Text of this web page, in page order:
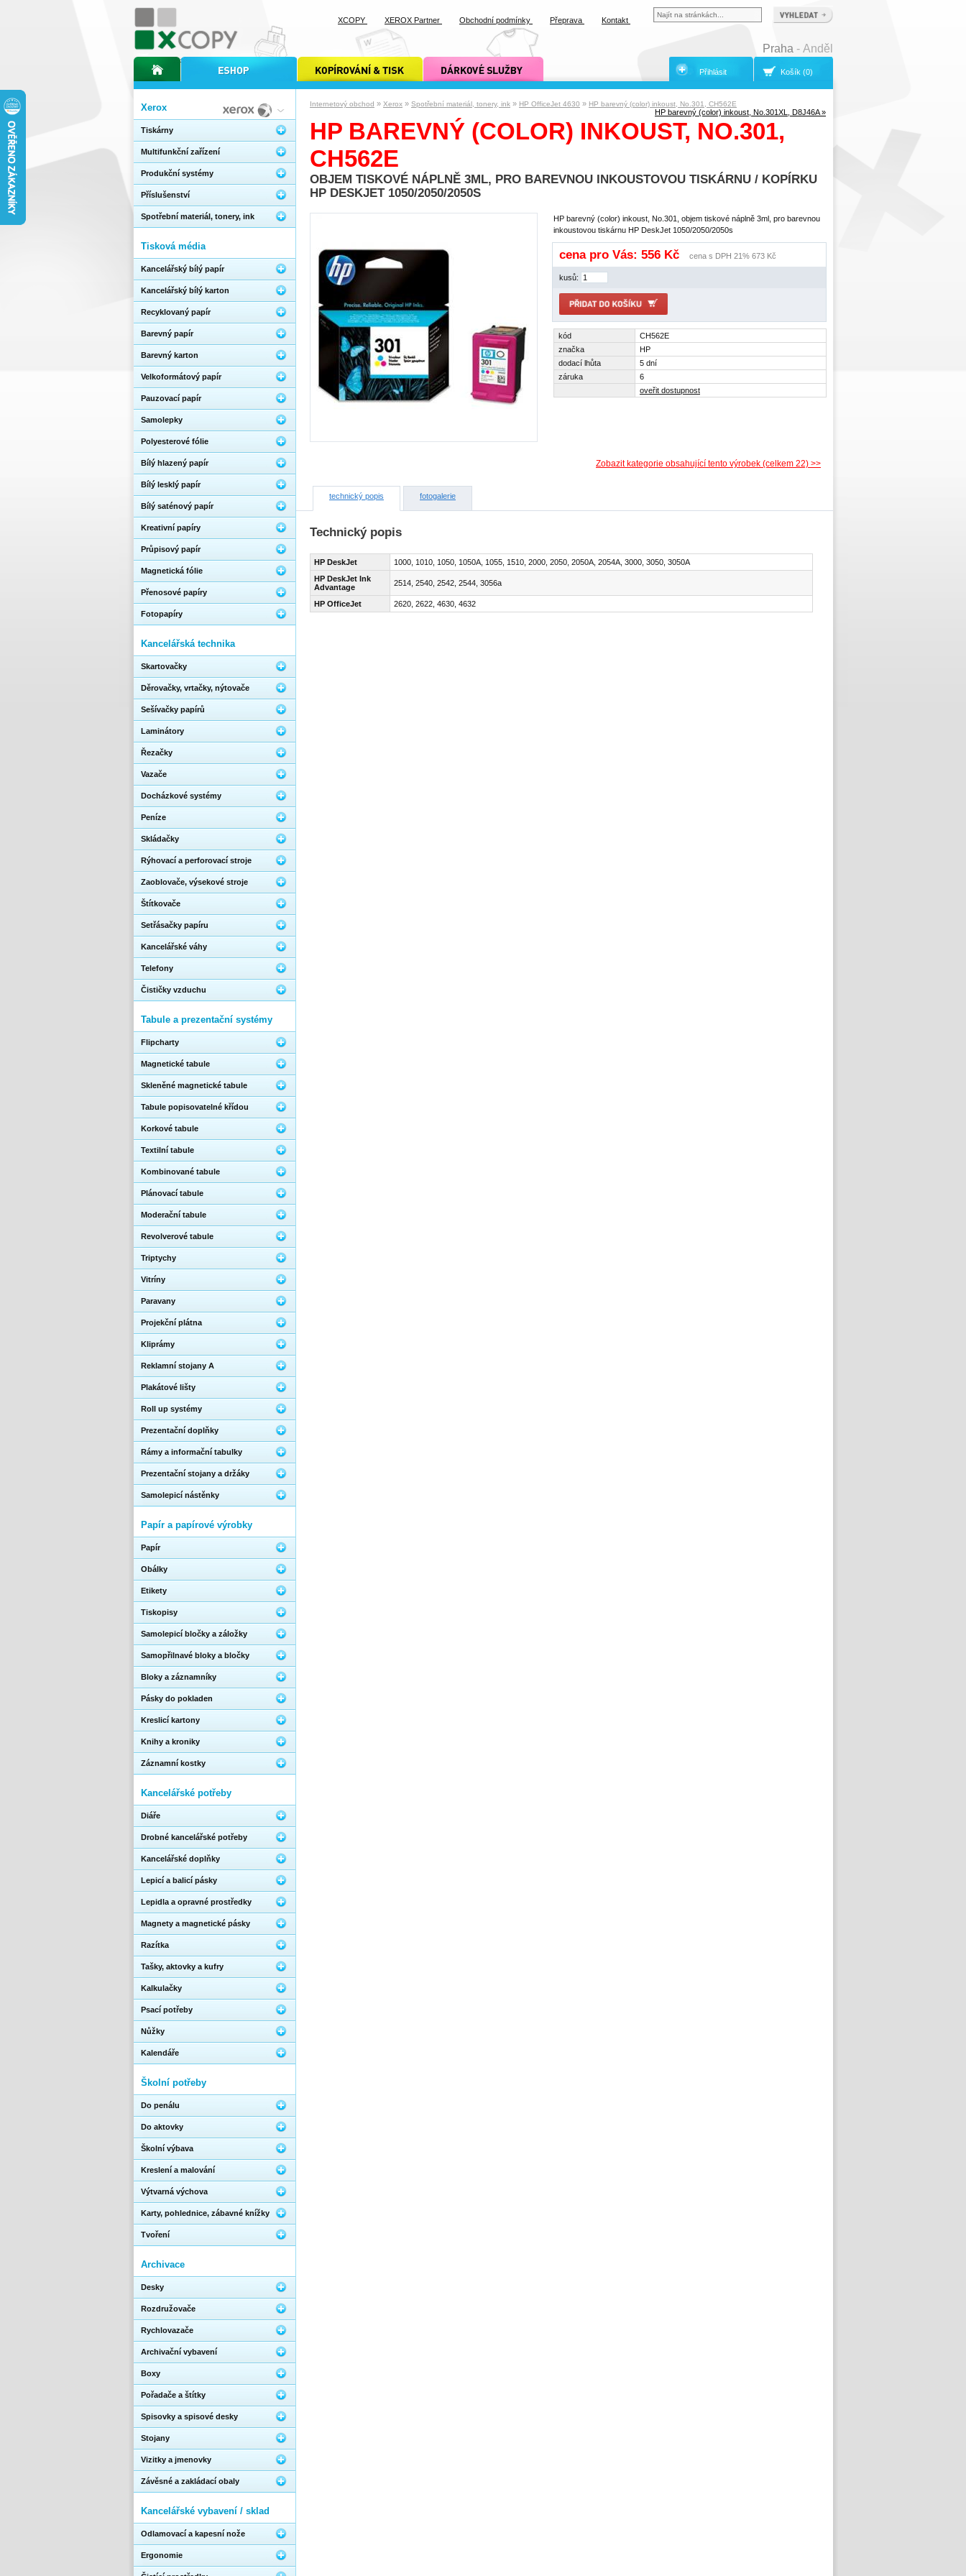
Internetový obchod » Xerox » Spotřební materiál, tonery, ink » HP OfficeJet 4630 » HP barevný (color) inkoust, No.301, CH562E
HP barevný (color) inkoust, No.301XL, D8J46A »
HP BAREVNÝ (COLOR) INKOUST, NO.301,
CH562E
OBJEM TISKOVÉ NÁPLNĚ 3ML, PRO BAREVNOU INKOUSTOVOU TISKÁRNU / KOPÍRKU
HP DESKJET 1050/2050/2050S
HP barevný (color) inkoust, No.301, objem tiskové náplně 3ml, pro barevnou
inkoustovou tiskárnu HP DeskJet 1050/2050/2050s
cena pro Vás: 556 Kč cena s DPH 21% 673 Kč
kusů:
kód
CH562E
značka
HP
dodací lhůta
5 dní
záruka
6
oveřit dostupnost
Zobazit kategorie obsahující tento výrobek (celkem 22) >>
technický popis fotogalerie
Technický popis
HP DeskJet
1000, 1010, 1050, 1050A, 1055, 1510, 2000, 2050, 2050A, 2054A, 3000, 3050, 3050A
HP DeskJet Ink
Advantage
2514, 2540, 2542, 2544, 3056a
HP OfficeJet 2620, 2622, 4630, 4632
Xerox
Tiskárny
Multifunkční zařízení
Produkční systémy
Příslušenství
Spotřební materiál, tonery, ink
Tisková média
Kancelářský bílý papír
Kancelářský bílý karton
Recyklovaný papír
Barevný papír
Barevný karton
Velkoformátový papír
Pauzovací papír
Samolepky
Polyesterové fólie
Bílý hlazený papír
Bílý lesklý papír
Bílý saténový papír
Kreativní papíry
Průpisový papír
Magnetická fólie
Přenosové papíry
Fotopapíry
Kancelářská technika
Skartovačky
Děrovačky, vrtačky, nýtovače
Sešívačky papírů
Laminátory
Řezačky
Vazače
Docházkové systémy
Peníze
Skládačky
Rýhovací a perforovací stroje
Zaoblovače, výsekové stroje
Štítkovače
Setřásačky papíru
Kancelářské váhy
Telefony
Čističky vzduchu
Tabule a prezentační systémy
Flipcharty
Magnetické tabule
Skleněné magnetické tabule
Tabule popisovatelné křídou
Korkové tabule
Textilní tabule
Kombinované tabule
Plánovací tabule
Moderační tabule
Revolverové tabule
Triptychy
Vitríny
Paravany
Projekční plátna
Kliprámy
Reklamní stojany A
Plakátové lišty
Roll up systémy
Prezentační doplňky
Rámy a informační tabulky
Prezentační stojany a držáky
Samolepicí nástěnky
Papír a papírové výrobky
Papír
Obálky
Etikety
Tiskopisy
Samolepicí bločky a záložky
Samopřilnavé bloky a bločky
Bloky a záznamníky
Pásky do pokladen
Kreslicí kartony
Knihy a kroniky
Záznamní kostky
Kancelářské potřeby
Diáře
Drobné kancelářské potřeby
Kancelářské doplňky
Lepicí a balicí pásky
Lepidla a opravné prostředky
Magnety a magnetické pásky
Razítka
Tašky, aktovky a kufry
Kalkulačky
Psací potřeby
Nůžky
Kalendáře
Školní potřeby
Do penálu
Do aktovky
Školní výbava
Kreslení a malování
Výtvarná výchova
Karty, pohlednice, zábavné knížky
Tvoření
Archivace
Desky
Rozdružovače
Rychlovazače
Archivační vybavení
Boxy
Pořadače a štítky
Spisovky a spisové desky
Stojany
Vizitky a jmenovky
Závěsné a zakládací obaly
Kancelářské vybavení / sklad
Odlamovací a kapesní nože
Ergonomie
úvodní stránka xcopyinternetový obchod xcopy kopírování a tisk xcopy dárkové služby xcopy
XCOPY XEROX Partner Obchodní podmínky Přeprava Kontakt
Praha - Anděl
Košík (0)
Přihlásit